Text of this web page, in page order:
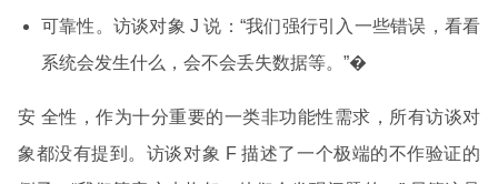
可靠性。访谈对象 J 说：“我们强行引入一些错误，看看
系统会发生什么，会不会丢失数据等。”�
安 全性，作为十分重要的一类非功能性需求，所有访谈对
象都没有提到。访谈对象 F 描述了一个极端的不作验证的